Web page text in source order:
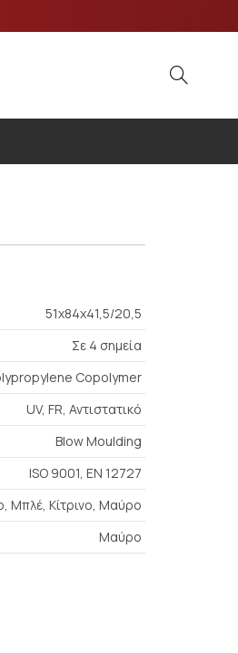
51x84x41,5/20,5
Σε 4 σημεία
Copolymer
UV, FR, Αντιστατικό
Blow Moulding
ISO 9001, EN 12727
Μπλέ, Κίτρινο, Μαύρο
Μαύρο